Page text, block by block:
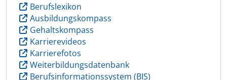
Berufslexikon
Ausbildungskompass
Gehaltskompass
Karrierevideos
Karrierefotos
Weiterbildungsdatenbank
Berufsinformationssystem (BIS)